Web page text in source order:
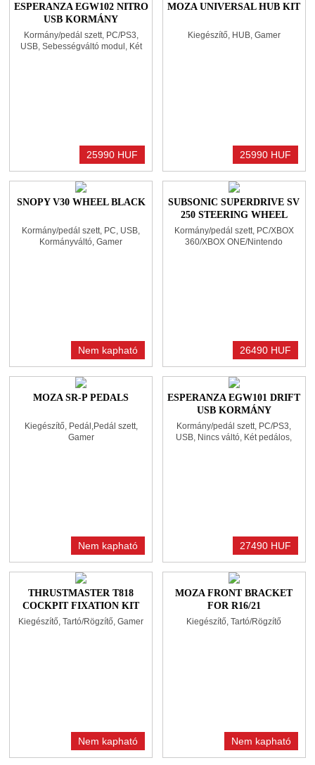
ESPERANZA EGW102 NITRO
USB KORMÁNY
BLACK/GREEN
Kormány/pedál szett, PC/PS3,
USB, Sebességváltó modul, Két
25990 HUF
MOZA UNIVERSAL HUB KIT
Kiegészítő, HUB, Gamer
25990 HUF
SNOPY V30 WHEEL BLACK
Kormány/pedál szett, PC, USB,
Kormányváltó, Gamer
Nem kapható
SUBSONIC SUPERDRIVE SV
250 STEERING WHEEL
BLACK
Kormány/pedál szett, PC/XBOX
360/XBOX ONE/Nintendo
26490 HUF
MOZA SR-P PEDALS
Kiegészítő, Pedál,Pedál szett,
Gamer
Nem kapható
ESPERANZA EGW101 DRIFT
USB KORMÁNY
BLACK/GREEN
Kormány/pedál szett, PC/PS3,
USB, Nincs váltó, Két pedálos,
27490 HUF
THRUSTMASTER T818
COCKPIT FIXATION KIT
Kiegészítő, Tartó/Rögzítő, Gamer
Nem kapható
MOZA FRONT BRACKET
FOR R16/21
Kiegészítő, Tartó/Rögzítő
Nem kapható